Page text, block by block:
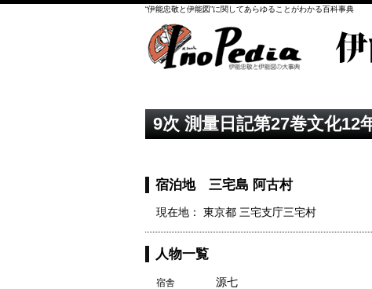
“伊能忠敬と伊能図”に関してあらゆることがわかる百科事典
9次 測量日記第27巻文化12
宿泊地 三宅島 阿古村
現在地： 東京都 三宅支庁三宅村
人物一覧
宿舎 源七